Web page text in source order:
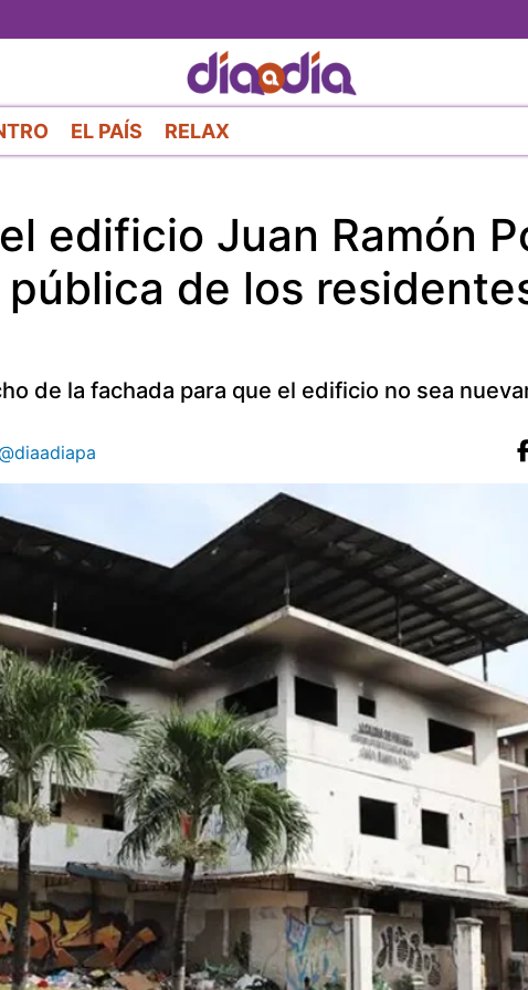
al
contenido
principal
EL PAÍS RELAX
edificio Juan Ramón
de los
de la fachada para que el edificio no sea